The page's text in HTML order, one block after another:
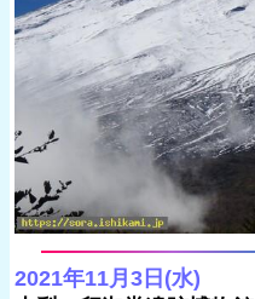
2021年11月3日(水)